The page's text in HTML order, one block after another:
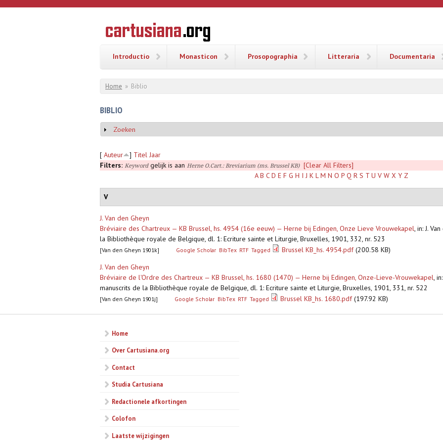
Overslaan en naar de inhoud gaan
CARTUSIANA
Geschiedenis
van de
Introductio Monasticon Prosopographia Litteraria Documentaria
U bent hier
Home » Biblio
BIBLIO
Weergeven
Zoeken
[ Auteur ] Titel Jaar
Filters: Keywordgelijk is aan Herne O.Cart.: Breviarium (ms. Brussel KB)
[Clear All Filters]
A B C D E F G H I J K L M N O P Q R S T U V W X Y Z
V
J. Van den Gheyn
Bréviaire des Chartreux — KB Brussel, hs. 4954 (16e eeuw) — Herne bij Edingen, Onze Lieve Vrouwekapel, in: J.
la Bibliothèque royale de Belgique, dl. 1: Ecriture sainte et Liturgie, Bruxelles, 1901, 332, nr. 523
[Van den Gheyn 1901k] Google Scholar BibTex RTF Tagged Brussel KB_hs. 4954.pdf(200.58 KB)
J. Van den Gheyn
Bréviaire de l'Ordre des Chartreux — KB Brussel, hs. 1680 (1470) — Herne bij Edingen, Onze-Lieve-Vrouwekapel,
manuscrits de la Bibliothèque royale de Belgique, dl. 1: Ecriture sainte et Liturgie, Bruxelles, 1901, 331, nr. 522
[Van den Gheyn 1901j] Google Scholar BibTex RTF Tagged Brussel KB_hs. 1680.pdf(197.92 KB)
Home
Over Cartusiana.org
Contact
Studia Cartusiana
Redactionele afkortingen
Colofon
Laatste wijzigingen